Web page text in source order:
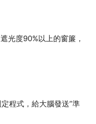
光度90%以上的窗簾，
程式，給大腦發送”準